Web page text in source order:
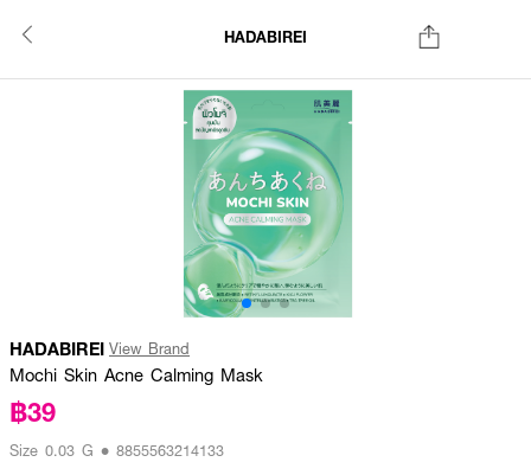
HADABIREI
HADABIREI View Brand
Mochi Skin Acne Calming Mask
฿39
Size 0.03 G • 8855563214133